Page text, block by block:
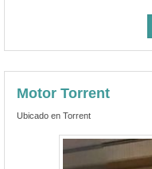
Motor Torrent
Ubicado en Torrent